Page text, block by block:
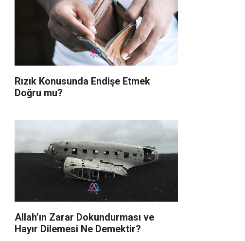
Rızık Konusunda Endişe Etmek
Doğru mu?
Allah’ın Zarar Dokundurması ve
Hayır Dilemesi Ne Demektir?